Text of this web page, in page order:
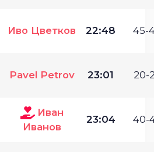
Иво Цветков 22:48 45-
Pavel Petrov 23:01 20-
Иван
Иванов
23:04 40-